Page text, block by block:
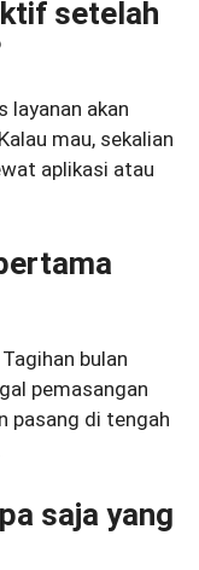
setelah
layanan akan
mau, sekalian
aplikasi atau
bulan
pemasangan
pasang di tengah
saja yang